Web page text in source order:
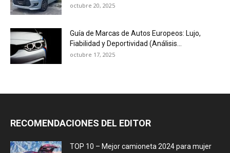
octubre 20, 2025
Guía de Marcas de Autos Europeos: Lujo,
Fiabilidad y Deportividad (Análisis...
octubre 17, 2025
RECOMENDACIONES DEL EDITOR
TOP 10 – Mejor camioneta 2024 para mujer